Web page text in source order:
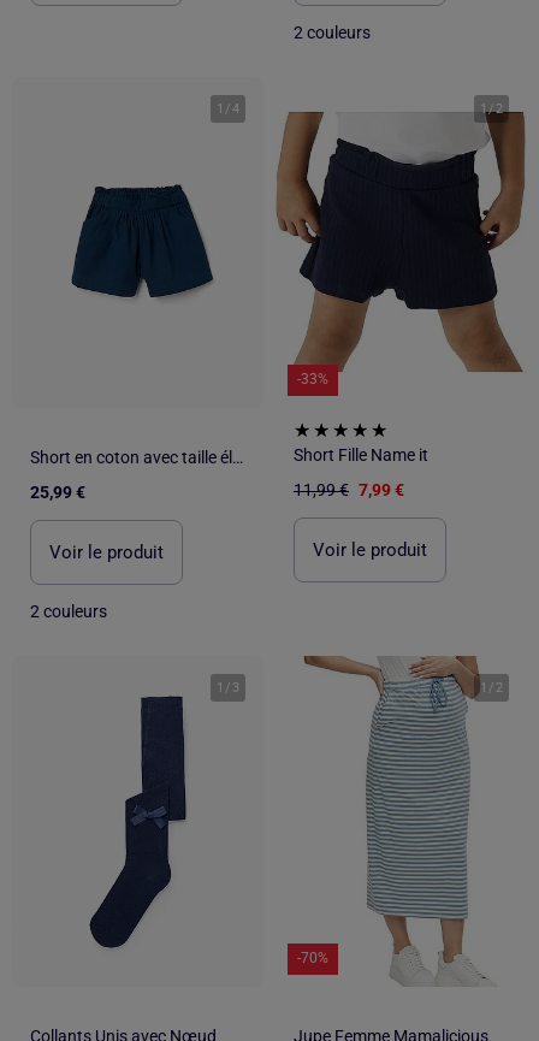
2 couleurs
1 /4
Short en coton avec taille élastique You&Me
25,99 €
Voir le produit
2 couleurs
1/2
-33%
Short Fille Name it
11,99 € 7,99 €
Voir le produit
1 / 3
Collants Unis avec Nœud
1 / 2
-70%
Jupe Femme Mamalicious